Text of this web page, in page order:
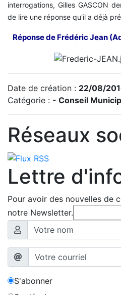
interrogations, Gilles GASCON
de lire une réponse qu'il a déjà
Réponse de Frédéric Jean
Date de création : 22/08/
Catégorie : - Conseil
Réseaux
Lettre
Pour avoir des nouvelles de
notre Newsletter.
S'abonner